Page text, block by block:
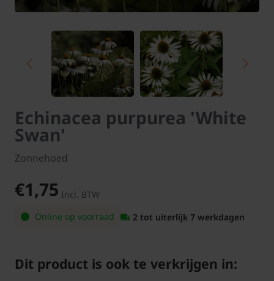
Echinacea purpurea 'White
Swan'
Zonnehoed
€1,75 Incl. BTW
Online op voorraad
2 tot uiterlijk 7 werkdagen
Dit product is ook te verkrijgen in: